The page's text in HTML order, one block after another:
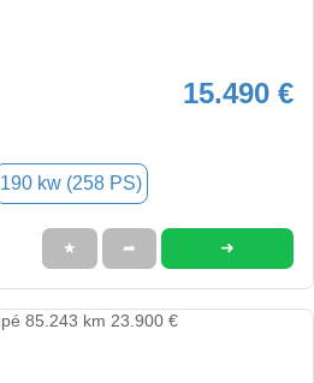
15.490 €
190 kw (258 PS)
★ ➦ ➜